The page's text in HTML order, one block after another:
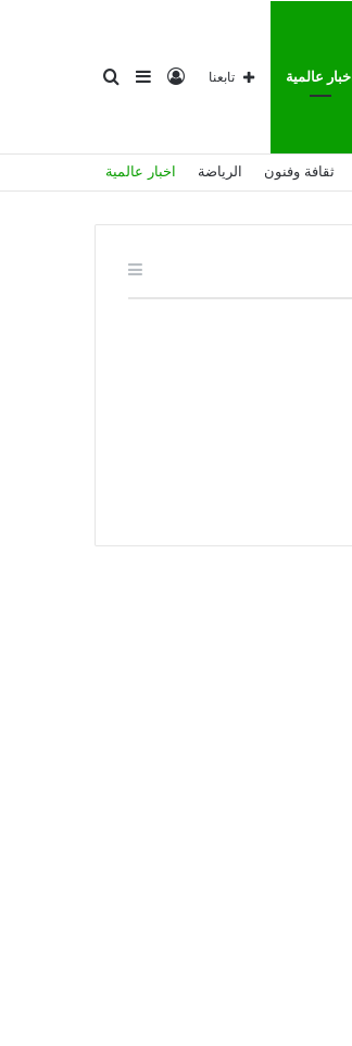
اخبار عالمية
عن
إضافة
عمود
تسجيل
الدخول
تابعنا
ثقافة وفنون الرياضة اخبار عالمية